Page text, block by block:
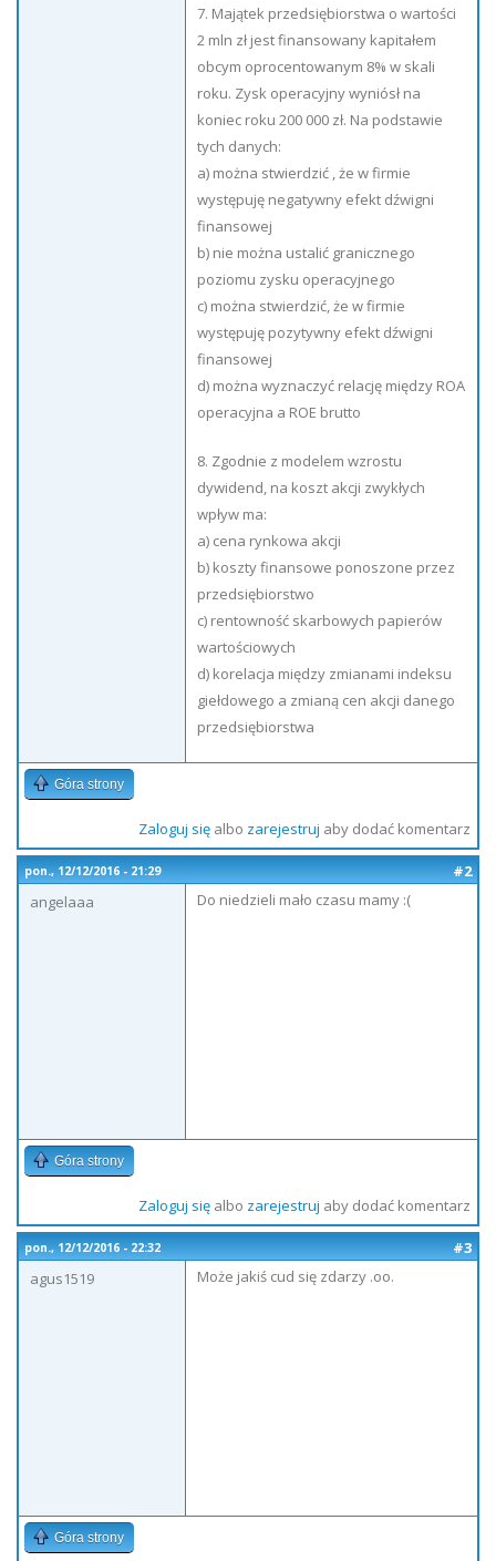
7. Majątek przedsiębiorstwa o wartości
2 mln zł jest finansowany kapitałem
obcym oprocentowanym 8% w skali
roku. Zysk operacyjny wyniósł na
koniec roku 200 000 zł. Na podstawie
tych danych:
a) można stwierdzić , że w firmie
występuję negatywny efekt dźwigni
finansowej
b) nie można ustalić granicznego
poziomu zysku operacyjnego
c) można stwierdzić, że w firmie
występuję pozytywny efekt dźwigni
finansowej
d) można wyznaczyć relację między ROA
operacyjna a ROE brutto
8. Zgodnie z modelem wzrostu
dywidend, na koszt akcji zwykłych
wpływ ma:
a) cena rynkowa akcji
b) koszty finansowe ponoszone przez
przedsiębiorstwo
c) rentowność skarbowych papierów
wartościowych
d) korelacja między zmianami indeksu
giełdowego a zmianą cen akcji danego
przedsiębiorstwa
Góra strony
Zaloguj sięalbo zarejestruj aby dodać komentarz
pon., 12/12/2016 - 21:29
#2
angelaaa
Do niedzieli mało czasu mamy :(
Góra strony
Zaloguj sięalbo zarejestruj aby dodać komentarz
pon., 12/12/2016 - 22:32
#3
agus1519
Może jakiś cud się zdarzy .oo.
Góra strony